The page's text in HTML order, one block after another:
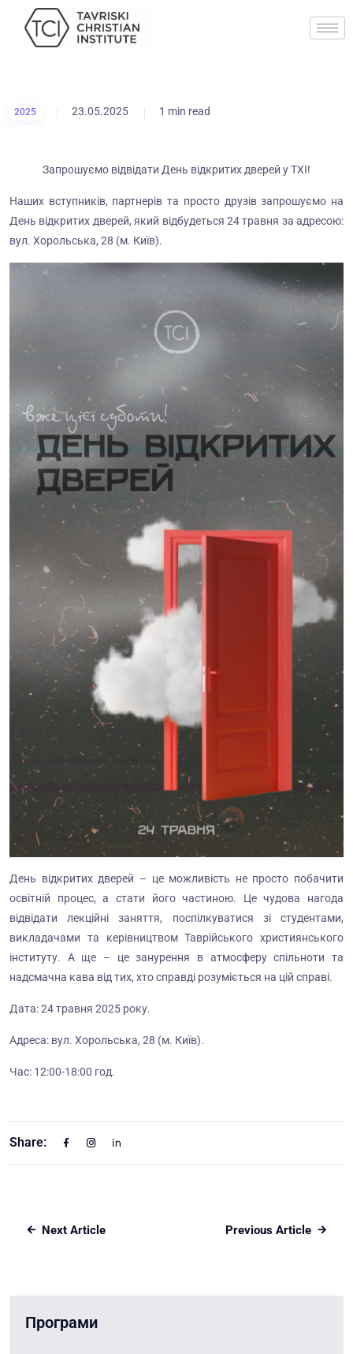
2025 23.05.2025 1 min read
Запрошуємо відвідати День відкритих дверей у ТХІ!
Наших вступників, партнерів та просто друзів запрошуємо на
День відкритих дверей, який відбудеться 24 травня за адресою:
вул. Хорольська, 28 (м. Київ).
День відкритих дверей – це можливість не просто побачити
освітній процес, а стати його частиною. Це чудова нагода
відвідати лекційні заняття, поспілкуватися зі студентами,
викладачами та керівництвом Таврійського християнського
інституту. А ще – це занурення в атмосферу спільноти та
надсмачна кава від тих, хто справді розуміється на цій справі.
Дата:24 травня 2025 року.
Адреса: вул. Хорольська, 28 (м. Київ).
Час: 12:00-18:00 год.
Share:
Next Article Previous Article
Програми